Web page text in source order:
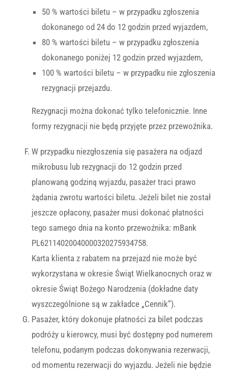
50 % wartości biletu – w przypadku zgłoszenia
dokonanego od 24 do 12 godzin przed wyjazdem,
80 % wartości biletu – w przypadku zgłoszenia
dokonanego poniżej 12 godzin przed wyjazdem,
100 % wartości biletu – w przypadku nie zgłoszenia
rezygnacji przejazdu.
Rezygnacji można dokonać tylko telefonicznie. Inne
formy rezygnacji nie będą przyjęte przez przewoźnika.
W przypadku niezgłoszenia się pasażera na odjazd
mikrobusu lub rezygnacji do 12 godzin przed
planowaną godziną wyjazdu, pasażer traci prawo
żądania zwrotu wartości biletu. Jeżeli bilet nie został
jeszcze opłacony, pasażer musi dokonać płatności
tego samego dnia na konto przewoźnika: mBank
PL62114020040000320275934758.
Karta klienta z rabatem na przejazd nie może być
wykorzystana w okresie Świąt Wielkanocnych oraz w
okresie Świąt Bożego Narodzenia (dokładne daty
wyszczególnione są w zakładce „Cennik”).
Pasażer, który dokonuje płatności za bilet podczas
podróży u kierowcy, musi być dostępny pod numerem
telefonu, podanym podczas dokonywania rezerwacji,
od momentu rezerwacji do wyjazdu. Jeżeli nie będzie